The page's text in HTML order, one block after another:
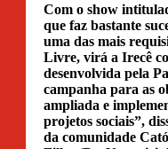
Com o show
que faz bastante
uma das mais
Livre, virá a Irecê
desenvolvida pela
campanha para as
ampliada e
projetos sociais”,
da comunidade